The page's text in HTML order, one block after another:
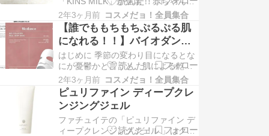
みが生じやすい額や眉間、鼻…
肌に着目した発想で、美肌菌の環境
をととのえるための「発酵液」や、
乱れた角層を整えるための「疑似セ
ラミド」と 「3 つのヒト型セラミ
ド」などを配合し、触るたびに嬉し
いふかふか肌へ導いてくれるアイテ
ムとの…
2年3ヶ月前 コスメだョ！全員集合
【誰でももちもちぷるぷる肌
になれる！！】バイオダンス
の「バイオコラーゲンリアル
ディープマスク」使用感をレ
ビュー！
はじめに 季節の変わり目になるとな
にが憂鬱かと言うと、肌による乾燥
です。 とにかく季節の変わり目は乾
燥でカサカサが止まらない！ 乾燥に
よってファンデーションのノリも悪
くなりますよね。 そこで肌の保湿を
補おうとシートマスクを探していた
ところ、 韓国オリーブヤングで総合
2年3ヶ月前 コスメだョ！全員集合
ピュリファイン ディープクレ
ンジングジェル
ファチュイテの「ピュリファイン デ
ィープクレンジングジェル 」はクレ